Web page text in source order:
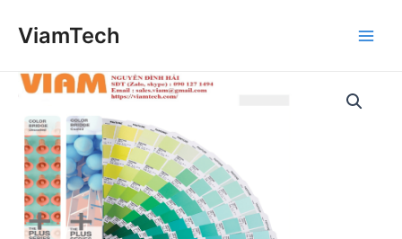
dung
ViamTech